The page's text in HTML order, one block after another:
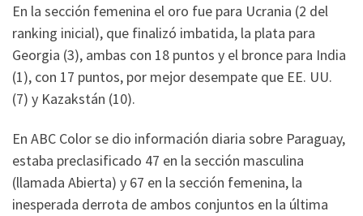
En la sección femenina el oro fue para Ucrania (2 del
ranking inicial), que finalizó imbatida, la plata para
Georgia (3), ambas con 18 puntos y el bronce para India
(1), con 17 puntos, por mejor desempate que EE. UU.
(7) y Kazakstán (10).
En ABC Color se dio información diaria sobre Paraguay,
estaba preclasificado 47 en la sección masculina
(llamada Abierta) y 67 en la sección femenina, la
inesperada derrota de ambos conjuntos en la última